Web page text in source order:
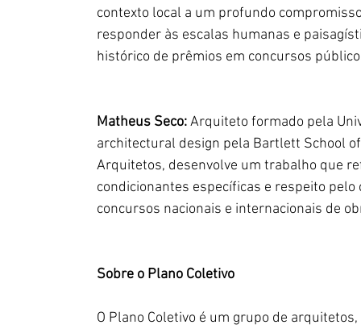
contexto local a um profundo
responder às escalas humanas e
histórico de prêmios em concursos
Matheus Seco: Arquiteto formado pela
architectural design pela Bartlett School
Arquitetos, desenvolve um trabalho que
condicionantes específicas e respeito
concursos nacionais e internacionais de
Sobre o Plano Coletivo
O Plano Coletivo é um grupo de